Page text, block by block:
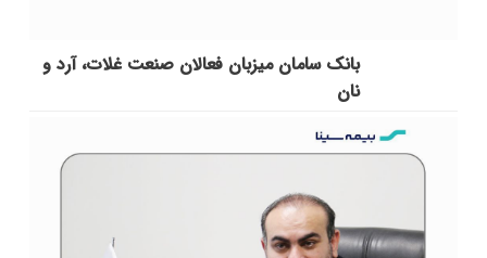
بانک سامان میزبان فعالان صنعت غلات، آرد و
نان